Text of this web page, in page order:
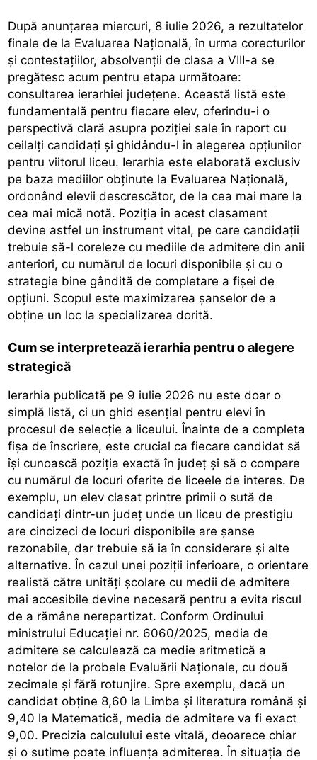
După anunțarea miercuri, 8 iulie 2026, a rezultatelor
finale de la Evaluarea Națională, în urma corecturilor
și contestațiilor, absolvenții de clasa a VIII-a se
pregătesc acum pentru etapa următoare:
consultarea ierarhiei județene. Această listă este
fundamentală pentru fiecare elev, oferindu-i o
perspectivă clară asupra poziției sale în raport cu
ceilalți candidați și ghidându-l în alegerea opțiunilor
pentru viitorul liceu. Ierarhia este elaborată exclusiv
pe baza mediilor obținute la Evaluarea Națională,
ordonând elevii descrescător, de la cea mai mare la
cea mai mică notă. Poziția în acest clasament
devine astfel un instrument vital, pe care candidații
trebuie să-l coreleze cu mediile de admitere din anii
anteriori, cu numărul de locuri disponibile și cu o
strategie bine gândită de completare a fișei de
opțiuni. Scopul este maximizarea șanselor de a
obține un loc la specializarea dorită.
Cum se interpretează ierarhia pentru o alegere
strategică
Ierarhia publicată pe 9 iulie 2026 nu este doar o
simplă listă, ci un ghid esențial pentru elevi în
procesul de selecție a liceului. Înainte de a completa
fișa de înscriere, este crucial ca fiecare candidat să
își cunoască poziția exactă în județ și să o compare
cu numărul de locuri oferite de liceele de interes. De
exemplu, un elev clasat printre primii o sută de
candidați dintr-un județ unde un liceu de prestigiu
are cincizeci de locuri disponibile are șanse
rezonabile, dar trebuie să ia în considerare și alte
alternative. În cazul unei poziții inferioare, o orientare
realistă către unități școlare cu medii de admitere
mai accesibile devine necesară pentru a evita riscul
de a rămâne nerepartizat. Conform Ordinului
ministrului Educației nr. 6060/2025, media de
admitere se calculează ca medie aritmetică a
notelor de la probele Evaluării Naționale, cu două
zecimale și fără rotunjire. Spre exemplu, dacă un
candidat obține 8,60 la Limba și literatura română și
9,40 la Matematică, media de admitere va fi exact
9,00. Precizia calculului este vitală, deoarece chiar
și o sutime poate influența admiterea. În situația de